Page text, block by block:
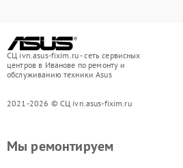
СЦ ivn.asus-fixim.ru - сеть сервисных
центров в Иванове по ремонту и
обслуживанию техники Asus
2021-2026 © СЦ ivn.asus-fixim.ru
Мы ремонтируем